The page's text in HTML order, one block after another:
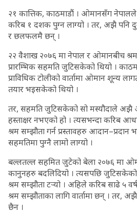
२१ कात्तिक, काठमाडौं । ओमानसँग नेपालले
करिब १ दशक पुग्न लाग्यो । तर, अझै पनि
र छलफलमै छन् ।
२२ वैशाख २०७६ मा नेपाल र ओमानबीच
प्रारम्भिक सहमति जुटिसकेको थियो ।
प्राविधिक टोलीको वार्तामा ओमान शून्य
तयार भइसकेको थियो ।
तर, सहमति जुटिसकेको सो मस्यौदाले अझै
हस्ताक्षर नभएको हो । त्यसभन्दा करिब
श्रम सम्झौता गर्न प्रस्तावहरु
सहमतिमा पुग्नै लामो लाग्यो ।
बल्लतल्ल सहमित जुटेको बेला २०७६ मा
कानुनहरु बदलिदियो । त्यसपछि जुटिसकेको
श्रम सम्झौता टर्‍यो । अहिले करिब साढे ५
श्रम सम्झौताका लागि वार्तामा छन् । तर,
छैन ।